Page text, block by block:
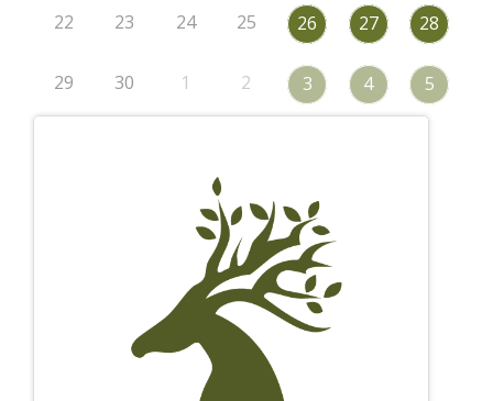
22 23 24 25 26 27 28
29 30 1 2 3 4 5